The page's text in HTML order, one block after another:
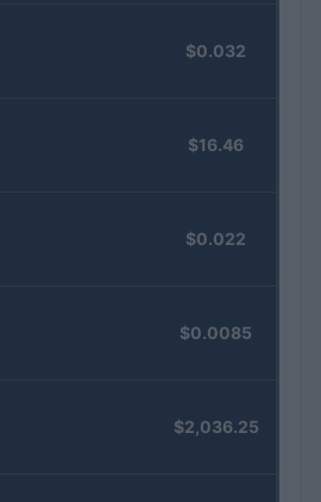
$0.032
$16.46
$0.022
$0.0085
$2,036.25